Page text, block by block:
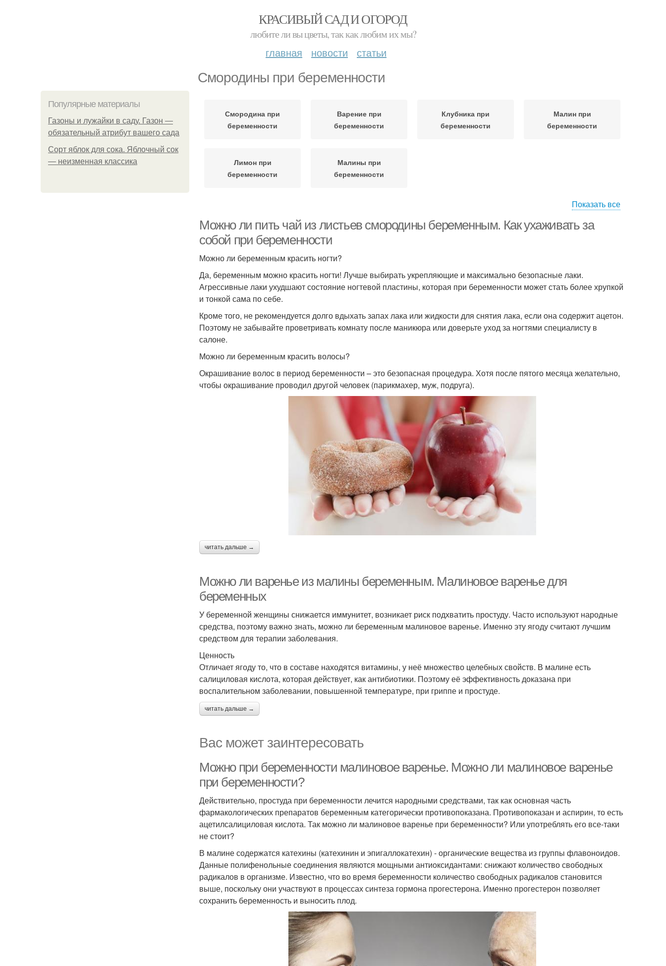
КРАСИВЫЙ САД И ОГОРОД
любите ли вы цветы, так как любим их мы?
главная новости статьи
Смородины при беременности
Популярные материалы
Газоны и лужайки в саду. Газон —
обязательный атрибут вашего сада
Сорт яблок для сока. Яблочный сок
— неизменная классика
Смородина при
беременности
Варение при
беременности
Клубника при
беременности
Малин при
беременности
Лимон при
беременности
Малины при
беременности
Показать все
Можно ли пить чай из листьев смородины беременным. Как ухаживать за
собой при беременности
Можно ли беременным красить ногти?
Да, беременным можно красить ногти! Лучше выбирать укрепляющие и максимально безопасные лаки.
Агрессивные лаки ухудшают состояние ногтевой пластины, которая при беременности может стать более хрупкой
и тонкой сама по себе.
Кроме того, не рекомендуется долго вдыхать запах лака или жидкости для снятия лака, если она содержит ацетон.
Поэтому не забывайте проветривать комнату после маникюра или доверьте уход за ногтями специалисту в
салоне.
Можно ли беременным красить волосы?
Окрашивание волос в период беременности – это безопасная процедура. Хотя после пятого месяца желательно,
чтобы окрашивание проводил другой человек (парикмахер, муж, подруга).
читать дальше →
Можно ли варенье из малины беременным. Малиновое варенье для
беременных
У беременной женщины снижается иммунитет, возникает риск подхватить простуду. Часто используют народные
средства, поэтому важно знать, можно ли беременным малиновое варенье. Именно эту ягоду считают лучшим
средством для терапии заболевания.
Ценность
Отличает ягоду то, что в составе находятся витамины, у неё множество целебных свойств. В малине есть
салициловая кислота, которая действует, как антибиотики. Поэтому её эффективность доказана при
воспалительном заболевании, повышенной температуре, при гриппе и простуде.
читать дальше →
Вас может заинтересовать
Можно при беременности малиновое варенье. Можно ли малиновое варенье
при беременности?
Действительно, простуда при беременности лечится народными средствами, так как основная часть
фармакологических препаратов беременным категорически противопоказана. Противопоказан и аспирин, то есть
ацетилсалициловая кислота. Так можно ли малиновое варенье при беременности? Или употреблять его все-таки
не стоит?
В малине содержатся катехины (катехинин и эпигаллокатехин) - органические вещества из группы флавоноидов.
Данные полифенольные соединения являются мощными антиоксидантами: снижают количество свободных
радикалов в организме. Известно, что во время беременности количество свободных радикалов становится
выше, поскольку они участвуют в процессах синтеза гормона прогестерона. Именно прогестерон позволяет
сохранить беременность и выносить плод.